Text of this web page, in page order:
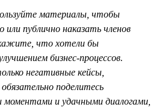
материалы, чтобы
публично наказать членов
что хотели бы
бизнес-процессов.
негативные кейсы,
поделитесь
и удачными диалогами,